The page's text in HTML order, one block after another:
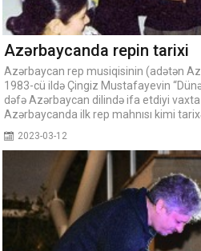
Azərbaycanda repin tarixi
Azərbaycan rep musiqisinin (adətən
1983-cü ildə Çingiz Mustafayevin
dəfə Azərbaycan dilində ifa etdiyi
Azərbaycanda ilk rep mahnısı kimi
2023-03-12